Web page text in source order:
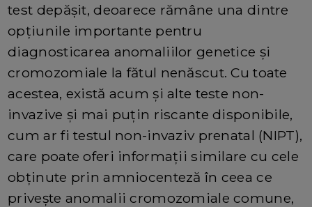
test depășit, deoarece rămâne una dintre
opțiunile importante pentru
diagnosticarea anomaliilor genetice și
cromozomiale la fătul nenăscut. Cu toate
acestea, există acum și alte teste non-
invazive și mai puțin riscante disponibile,
cum ar fi testul non-invaziv prenatal (NIPT),
care poate oferi informații similare cu cele
obținute prin amniocenteză în ceea ce
privește anomalii cromozomiale comune,